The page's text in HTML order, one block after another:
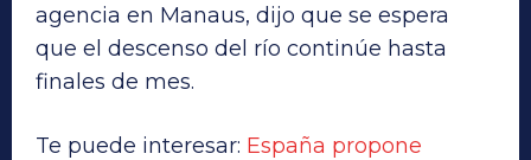
agencia en Manaus, dijo que se espera
que el descenso del río continúe hasta
finales de mes.
Te puede interesar: España propone